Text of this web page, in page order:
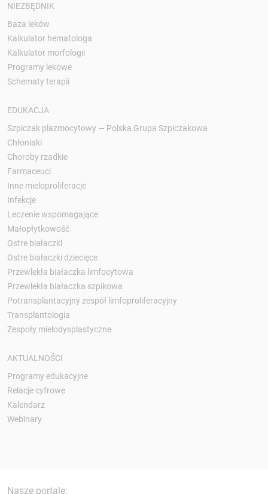
NIEZBĘDNIK
Baza leków
Kalkulator hematologa
Kalkulator morfologii
Programy lekowe
Schematy terapii
EDUKACJA
Szpiczak plazmocytowy — Polska Grupa Szpiczakowa
Chłoniaki
Choroby rzadkie
Farmaceuci
Inne mieloproliferacje
Infekcje
Leczenie wspomagające
Małopłytkowość
Ostre białaczki
Ostre białaczki dziecięce
Przewlekła białaczka limfocytowa
Przewlekła białaczka szpikowa
Potransplantacyjny zespół limfoproliferacyjny
Transplantologia
Zespoły mielodysplastyczne
AKTUALNOŚCI
Programy edukacyjne
Relacje cyfrowe
Kalendarz
Webinary
Nasze portale: